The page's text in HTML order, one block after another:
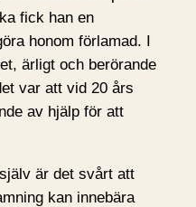
fick han en
honom förlamad. I
ärligt och berörande
var att vid 20 års
av hjälp för att
är det svårt att
kan innebära